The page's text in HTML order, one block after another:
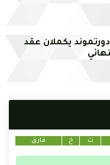
ودورتموند يكملان عقد
ت خ فارق